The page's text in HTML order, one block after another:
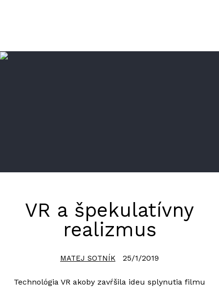
VR a špekulatívny
realizmus
MATEJ SOTNÍK 25/1/2019
Technológia VR akoby zavŕšila ideu splynutia filmu